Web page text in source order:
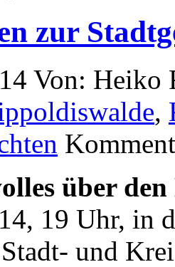
zur
Von: Heiko
,
über
19 Uhr, in
und